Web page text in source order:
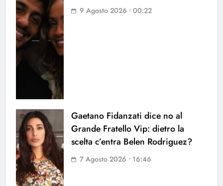
9 Agosto 2026 • 00:22
Gaetano Fidanzati dice no al
Grande Fratello Vip: dietro la
scelta c’entra Belen Rodriguez?
7 Agosto 2026 • 16:46